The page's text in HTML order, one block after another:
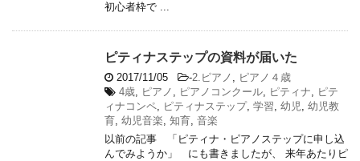
初心者枠で ...
ピティナステップの資料が届いた
2017/11/05 -2.ピアノ , ピアノ４歳
4歳, ピアノ , ピアノコンクール, ピティナ, ピテ
ィナコンペ, ピティナステップ, 学習, 幼児, 幼児教
育, 幼児音楽, 知育, 音楽
以前の記事 「ピティナ・ピアノステップに申し込
んでみようか」 にも書きましたが、 来年あたりピ